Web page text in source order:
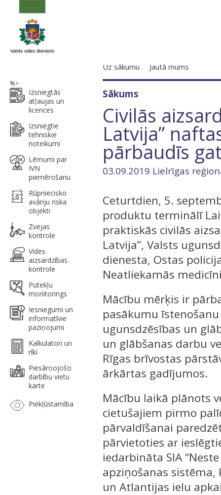
Uz sākumu Jautā mums
%>
Izsniegtās
atļaujas un
licences
Izsniegtie
tehniskie
noteikumi
Lēmumi par
IVN
piemērošanu
Rūpniecisko
avāriju riska
objekti
Zvejas
kontrole
Vides
aizsardzības
kontrole
Putekļu
monitorings
Iesniegumi un
informatīvie
paziņojumi
Kalkulatori un
rīki
Piesārņojošo
darbību vietu
karte
Piekļūstamība
Sākums
Civilās
Latvija”
pārbaudīs
03.09.2019 Lielrīgas
Ceturtdien, 5.
produktu terminālī
praktiskās civilās
Latvija”, Valsts
dienesta, Ostas
Neatliekamās
Mācību mērķis ir
pasākumu
ugunsdzēsības un
un glābšanas darbu
Rīgas brīvostas
ārkārtas gadījumos.
Mācību laikā plānots
cietušajiem pirmo
pārvaldīšanai
pārvietoties ar
iedarbināta SIA
apziņošanas
un Atlantijas ielu